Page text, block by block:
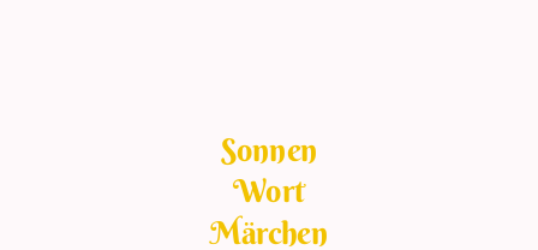
Sonnen
Wort
Märchen